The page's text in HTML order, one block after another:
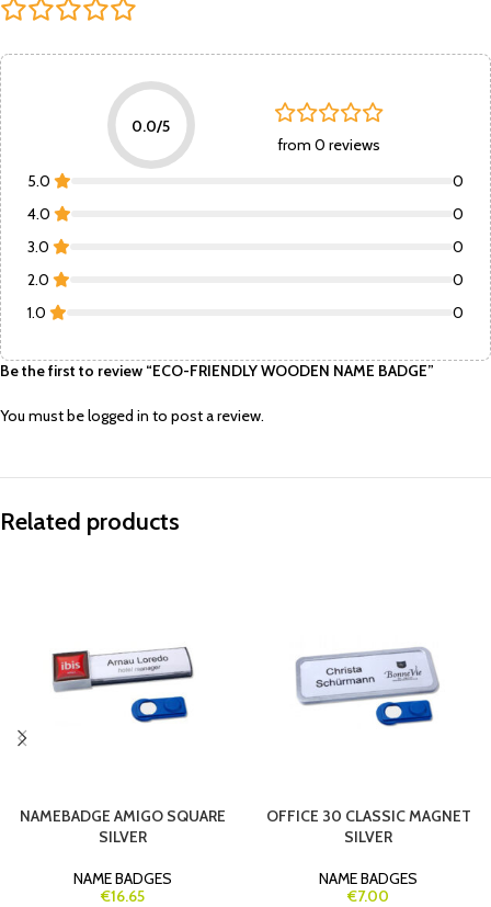
0.0/5
from 0 reviews
5.0
0
4.0
0
3.0
0
2.0
0
1.0
0
Be the first to review “ECO-FRIENDLY WOODEN NAME BADGE”
You must belogged in to post a review.
Related products
NAMEBADGE AMIGO SQUARE
SILVER
NAME BADGES
€16.65
OFFICE 30 CLASSIC MAGNET
SILVER
NAME BADGES
€7.00